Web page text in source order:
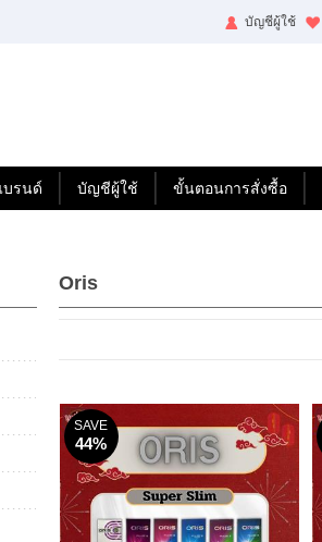
บัญชีผู้ใช้
บรนด์ บัญชีผู้ใช้ ขั้นตอนการสั่งซื้อ
Oris
SAVE
44%